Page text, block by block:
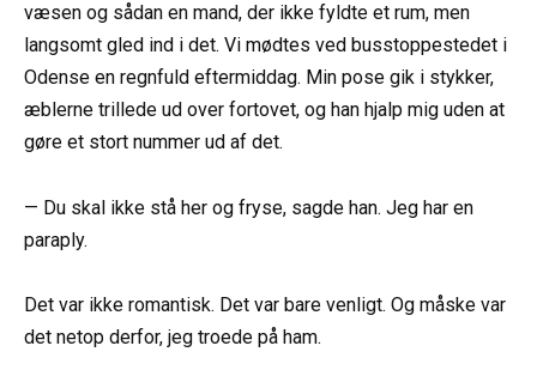
væsen og sådan en mand, der ikke fyldte et rum, men
langsomt gled ind i det. Vi mødtes ved busstoppestedet i
Odense en regnfuld eftermiddag. Min pose gik i stykker,
æblerne trillede ud over fortovet, og han hjalp mig uden at
gøre et stort nummer ud af det.
— Du skal ikke stå her og fryse, sagde han. Jeg har en
paraply.
Det var ikke romantisk. Det var bare venligt. Og måske var
det netop derfor, jeg troede på ham.